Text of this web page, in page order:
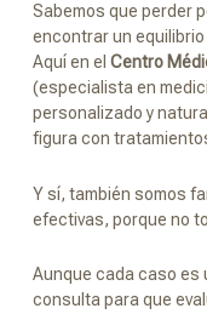
Sabemos que perder
encontrar un
Aquí en el Centro
(especialista en
personalizado y
figura con
Y sí, también somos
efectivas, porque no
Aunque cada caso es
consulta para que